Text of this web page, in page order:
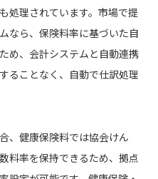
処理されています。市場で提
なら、保険料率に基づいた自
め、会計システムと自動連携
ることなく、自動で仕訳処理
、健康保険料では協会けん
料率を保持できるため、拠点